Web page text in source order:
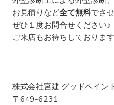
お見積りなど全て無料でさ
ぜひ１度お問合せください♪
ご来店もお待ちしておりま
株式会社宮建 グッドペイント
〒649-6231